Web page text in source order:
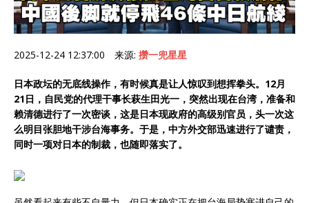
2025-12-24 12:37:00 来源: 攒一兜星星
日本政坛的无底线操作，有时候真是让人惊叹到想挥拳头。12月
21日，自民党的代理干事长萩生田光一，突然出现在台湾，准备和
赖清德进行了一次密谈，这是日本现政府的高级别官员，头一次这
么明目张胆地干涉台海事务。于是，中方外交部迅速进行了谴责，
同时一项对日本的制裁，也随即落实了。